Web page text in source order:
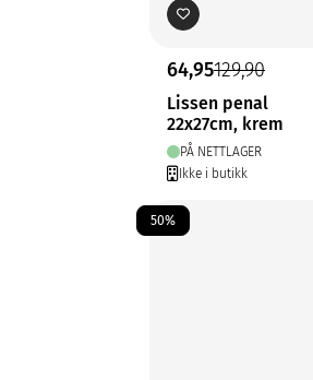
64,95129,90
Lissen penal
22x27cm, krem
PÅ NETTLAGER
Ikke i butikk
50%